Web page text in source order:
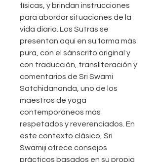
físicas, y brindan instrucciones
para abordar situaciones de la
vida diaria. Los Sutras se
presentan aquí en su forma más
pura, con el sánscrito original y
con traducción, transliteración y
comentarios de Sri Swami
Satchidananda, uno de los
maestros de yoga
contemporáneos más
respetados y reverenciados. En
este contexto clásico, Sri
Swamiji ofrece consejos
prácticos basados en su propia